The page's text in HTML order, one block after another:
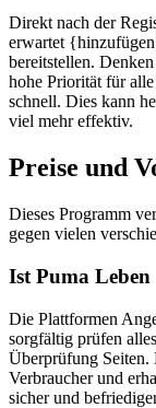
Direkt nach der
erwartet
bereitstellen.
hohe Priorität für
schnell. Dies kann
viel mehr effektiv.
Preise und
Dieses Programm
gegen vielen
Ist Puma Leben
Die Plattformen
sorgfältig prüfen
Überprüfung Seiten.
Verbraucher und
sicher und